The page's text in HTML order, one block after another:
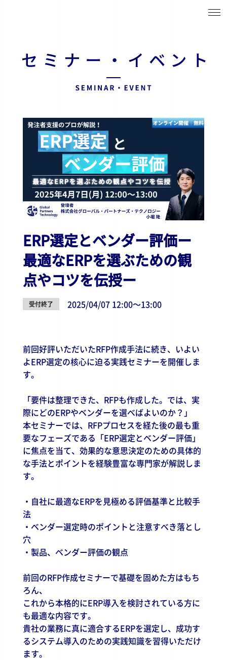
ERP選定とベンダー評価ー
最適なERPを選ぶための観
点やコツを伝授ー
受付終了 2025/04/07 12:00〜13:00
前回好評いただいたRFP作成手法に続き、いよい
よERP選定の核心に迫る実践セミナーを開催しま
す。
「要件は整理できた、RFPも作成した。では、実
際にどのERPやベンダーを選べばよいのか？」
本セミナーでは、RFPプロセスを経た後の最も重
要なフェーズである「ERP選定とベンダー評価」
に焦点を当て、効果的な意思決定のための具体的
な手法とポイントを経験豊富な専門家が解説しま
す。
・自社に最適なERPを見極める評価基準と比較手
法
・ベンダー選定時のポイントと注意すべき落とし
穴
・製品、ベンダー評価の観点
前回のRFP作成セミナーで基礎を固めた方はもち
ろん、
これから本格的にERP導入を検討されている方に
も最適な内容です。
貴社の業務に真に適合するERPを選定し、成功す
るシステム導入のための実践知識を習得いただけ
ます。